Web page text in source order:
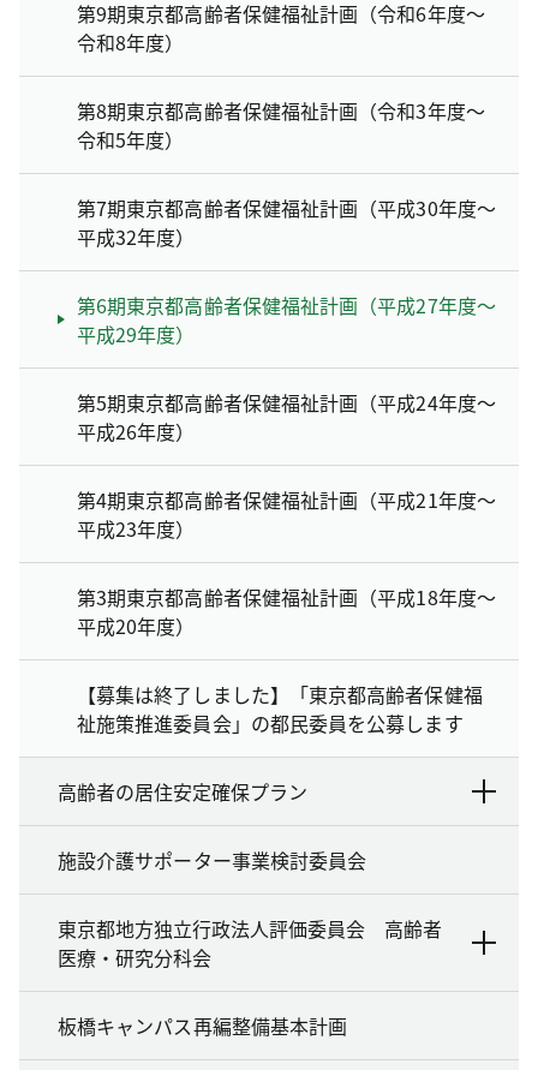
第9期東京都高齢者保健福祉計画（令和6年度～
令和8年度）
第8期東京都高齢者保健福祉計画（令和3年度～
令和5年度）
第7期東京都高齢者保健福祉計画（平成30年度～
平成32年度）
第6期東京都高齢者保健福祉計画（平成27年度～
平成29年度）
第5期東京都高齢者保健福祉計画（平成24年度～
平成26年度）
第4期東京都高齢者保健福祉計画（平成21年度～
平成23年度）
第3期東京都高齢者保健福祉計画（平成18年度～
平成20年度）
【募集は終了しました】「東京都高齢者保健福
祉施策推進委員会」の都民委員を公募します
高齢者の居住安定確保プラン
施設介護サポーター事業検討委員会
東京都地方独立行政法人評価委員会 高齢者
医療・研究分科会
板橋キャンパス再編整備基本計画